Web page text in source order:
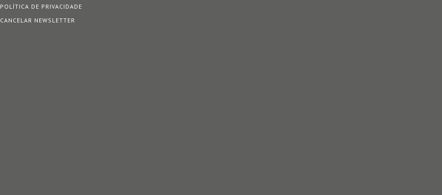
POLÍTICA DE PRIVACIDADE
CANCELAR NEWSLETTER